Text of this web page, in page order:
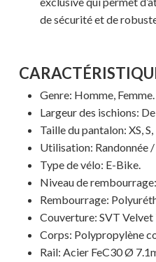
de sécurité et de
Genre: Homme, Femme.
Largeur des ischions:
Taille du pantalon: XS, S,
Utilisation: Randonnée
Type de vélo: E-Bike.
Niveau de
Rembourrage:
Couverture: SVT Velvet
Corps: Polypropylène
Rail: Acier FeC30 Ø